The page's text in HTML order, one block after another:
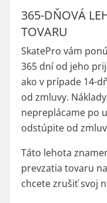
365-DŇOVÁ
TOVARU
SkatePro vám
365 dní od jeho
ako v prípade 14-
od zmluvy.
nepreplácame po
odstúpite od
Táto lehota
prevzatia tovaru
chcete zrušiť svoj